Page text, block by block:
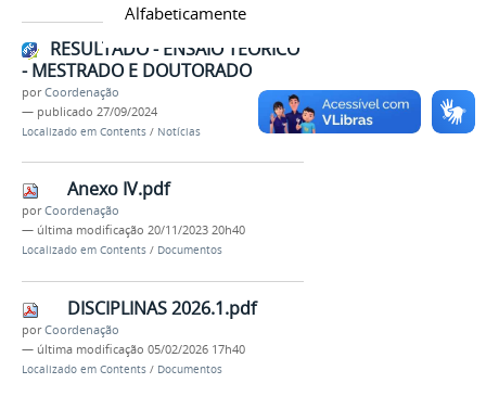
Alfabeticamente
RESULTADO - ENSAIO TEÓRICO
- MESTRADO E DOUTORADO
porCoordenação
— publicado 27/09/2024
Localizado em Contents / Notícias
Anexo IV.pdf
porCoordenação
— última modificação 20/11/2023 20h40
Localizado em Contents / Documentos
DISCIPLINAS 2026.1.pdf
porCoordenação
— última modificação 05/02/2026 17h40
Localizado em Contents / Documentos